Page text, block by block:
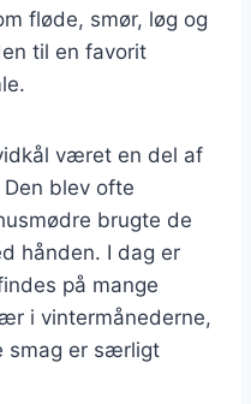
fløde, smør, løg og
til en favorit
været en del af
blev ofte
brugte de
hånden. I dag er
på mange
i vintermånederne,
smag er særligt